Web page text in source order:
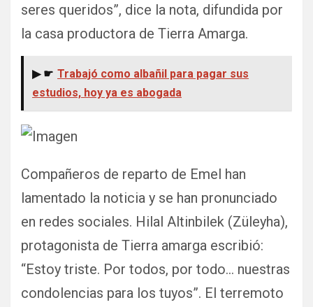
seres queridos”, dice la nota, difundida por
la casa productora de Tierra Amarga.
▶ ☛ Trabajó como albañil para pagar sus
estudios, hoy ya es abogada
Compañeros de reparto de Emel han
lamentado la noticia y se han pronunciado
en redes sociales. Hilal Altinbilek (Züleyha),
protagonista de Tierra amarga escribió:
“Estoy triste. Por todos, por todo… nuestras
condolencias para los tuyos”. El terremoto